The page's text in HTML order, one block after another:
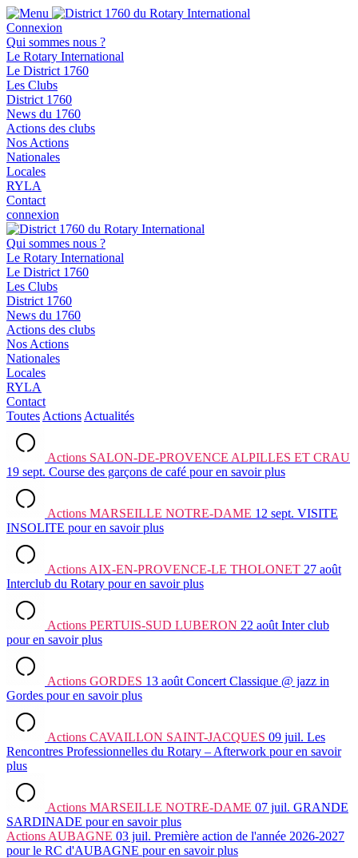
Connexion
Qui sommes nous ?
Le Rotary International
Le District 1760
Les Clubs
District 1760
News du 1760
Actions des clubs
Nos Actions
Nationales
Locales
RYLA
Contact
connexion
Qui sommes nous ?
Le Rotary International
Le District 1760
Les Clubs
District 1760
News du 1760
Actions des clubs
Nos Actions
Nationales
Locales
RYLA
Contact
Toutes Actions Actualités
Actions SALON-DE-PROVENCE ALPILLES ET CRAU
19 sept. Course des garçons de café pour en savoir plus
Actions MARSEILLE NOTRE-DAME 12 sept. VISITE
INSOLITE pour en savoir plus
Actions AIX-EN-PROVENCE-LE THOLONET 27 août
Interclub du Rotary pour en savoir plus
Actions PERTUIS-SUD LUBERON 22 août Inter club
pour en savoir plus
Actions GORDES 13 août Concert Classique @ jazz in
Gordes pour en savoir plus
Actions CAVAILLON SAINT-JACQUES 09 juil. Les
Rencontres Professionnelles du Rotary – Afterwork pour en savoir
plus
Actions MARSEILLE NOTRE-DAME 07 juil. GRANDE
SARDINADE pour en savoir plus
Actions AUBAGNE 03 juil. Première action de l'année 2026-2027
pour le RC d'AUBAGNE pour en savoir plus